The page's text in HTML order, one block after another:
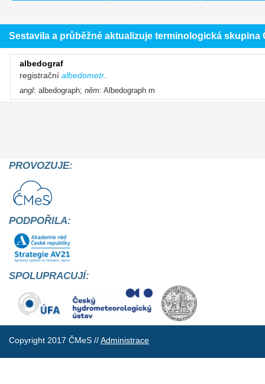
Sestavila a průběžné aktualizuje terminologická
albedograf
registrační albedometr
angl: albedograph; něm: Albedograph m
PROVOZUJE:
PODPOŘILA:
SPOLUPRACUJÍ:
Copyright 2017 ČMeS //Administrace